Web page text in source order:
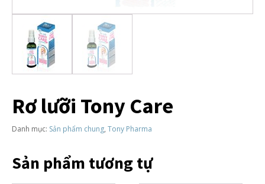
Rơ lưỡi Tony Care
Danh mục: Sản phẩm chung, Tony Pharma
Sản phẩm tương tự